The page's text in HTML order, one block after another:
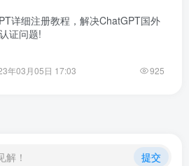
详细注册教程，解决ChatGPT国外
证问题!
年03月05日 17:03 925
解！ 提交